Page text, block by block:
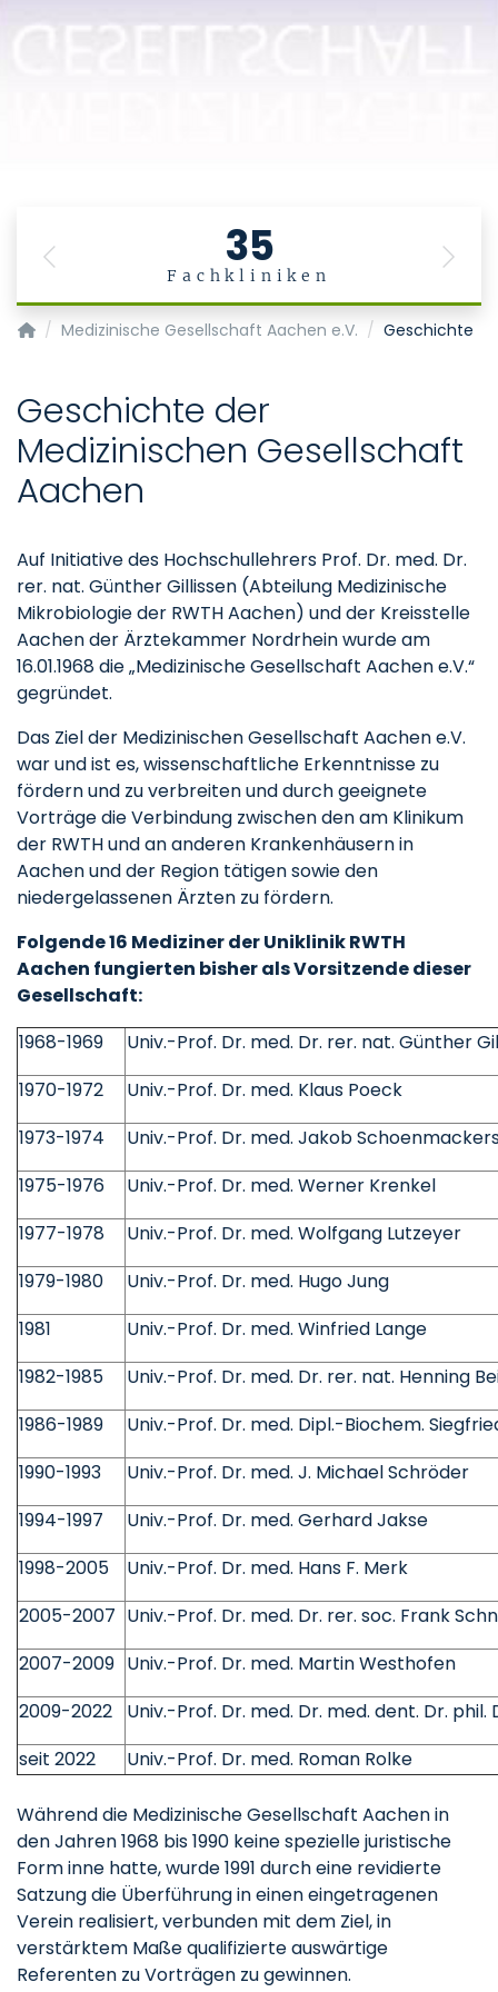
35
Fachkliniken
Previous Next
Medizinische Gesellschaft Aachen
Medizinische Gesellschaft Aachen e.V. Geschichte
Geschichte der
Medizinischen Gesellschaft
Aachen
Auf Initiative des Hochschullehrers Prof. Dr. med. Dr.
rer. nat. Günther Gillissen (Abteilung Medizinische
Mikrobiologie der RWTH Aachen) und der Kreisstelle
Aachen der Ärztekammer Nordrhein wurde am
16.01.1968 die „Medizinische Gesellschaft Aachen e.V.“
gegründet.
Das Ziel der Medizinischen Gesellschaft Aachen e.V.
war und ist es, wissenschaftliche Erkenntnisse zu
fördern und zu verbreiten und durch geeignete
Vorträge die Verbindung zwischen den am Klinikum
der RWTH und an anderen Krankenhäusern in
Aachen und der Region tätigen sowie den
niedergelassenen Ärzten zu fördern.
Folgende 16 Mediziner der Uniklinik RWTH
Aachen fungierten bisher als Vorsitzende dieser
Gesellschaft:
1968-1969
Univ.-Prof. Dr. med. Dr. rer. nat. Günther
1970-1972
Univ.-Prof. Dr. med. Klaus Poeck
1973-1974
Univ.-Prof. Dr. med. Jakob
1975-1976
Univ.-Prof. Dr. med. Werner Krenkel
1977-1978
Univ.-Prof. Dr. med. Wolfgang Lutzeyer
1979-1980
Univ.-Prof. Dr. med. Hugo Jung
1981
Univ.-Prof. Dr. med. Winfried Lange
1982-1985
Univ.-Prof. Dr. med. Dr. rer. nat. Henning
1986-1989
Univ.-Prof. Dr. med. Dipl.-Biochem.
1990-1993
Univ.-Prof. Dr. med. J. Michael Schröder
1994-1997
Univ.-Prof. Dr. med. Gerhard Jakse
1998-2005
Univ.-Prof. Dr. med. Hans F. Merk
2005-2007 Univ.-Prof. Dr. med. Dr. rer. soc. Frank
2007-2009 Univ.-Prof. Dr. med. Martin Westhofen
2009-2022
Univ.-Prof. Dr. med. Dr. med. dent. Dr. phil.
seit 2022
Univ.-Prof. Dr. med. Roman Rolke
Während die Medizinische Gesellschaft Aachen in
den Jahren 1968 bis 1990 keine spezielle juristische
Form inne hatte, wurde 1991 durch eine revidierte
Satzung die Überführung in einen eingetragenen
Verein realisiert, verbunden mit dem Ziel, in
verstärktem Maße qualifizierte auswärtige
Referenten zu Vorträgen zu gewinnen.